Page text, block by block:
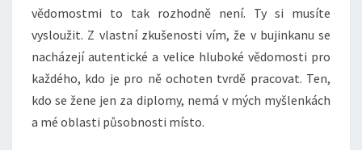
vědomostmi to tak rozhodně není. Ty si musíte
vysloužit. Z vlastní zkušenosti vím, že v bujinkanu se
nacházejí autentické a velice hluboké vědomosti pro
každého, kdo je pro ně ochoten tvrdě pracovat. Ten,
kdo se žene jen za diplomy, nemá v mých myšlenkách
a mé oblasti působnosti místo.